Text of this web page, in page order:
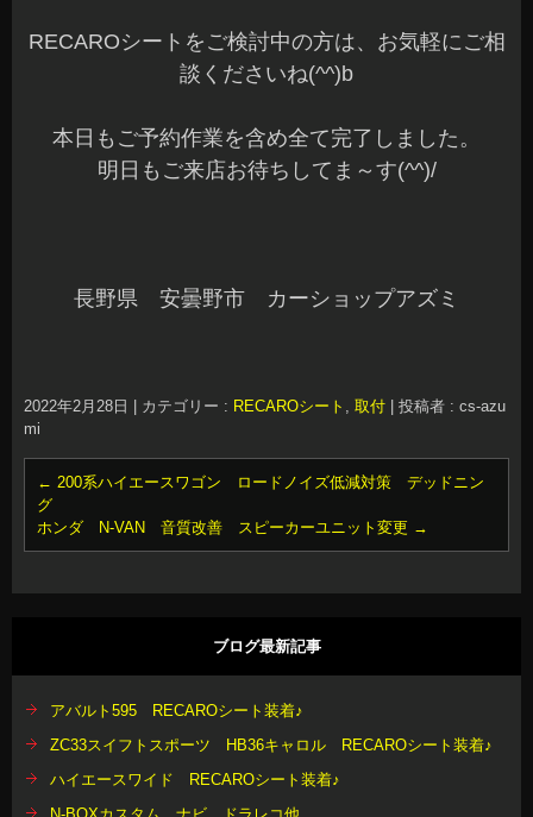
RECAROシートをご検討中の方は、お気軽にご相
談くださいね(^^)b
本日もご予約作業を含め全て完了しました。
明日もご来店お待ちしてま～す(^^)/
長野県 安曇野市 カーショップアズミ
2022年2月28日 カテゴリー : RECAROシート , 取付
投稿者 : cs-azu
mi
← 200系ハイエースワゴン ロードノイズ低減対策 デッドニン
グ
ホンダ N-VAN 音質改善 スピーカーユニット変更 →
ブログ最新記事
アバルト595 RECAROシート装着♪
ZC33スイフトスポーツ HB36キャロル RECAROシート装着♪
ハイエースワイド RECAROシート装着♪